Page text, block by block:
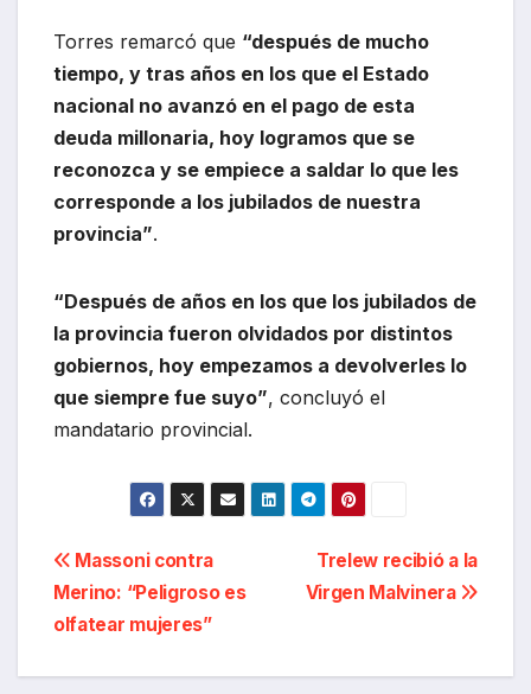
Torres remarcó que “después de mucho
tiempo, y tras años en los que el Estado
nacional no avanzó en el pago de esta
deuda millonaria, hoy logramos que se
reconozca y se empiece a saldar lo que les
corresponde a los jubilados de nuestra
provincia”.
“Después de años en los que los jubilados de
la provincia fueron olvidados por distintos
gobiernos, hoy empezamos a devolverles lo
que siempre fue suyo”, concluyó el
mandatario provincial.
Navegación
de
entradas
Trelew recibió a la
Virgen Malvinera
Massoni contra
Merino: “Peligroso es
olfatear mujeres”